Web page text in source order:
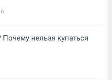
Почему нельзя купаться